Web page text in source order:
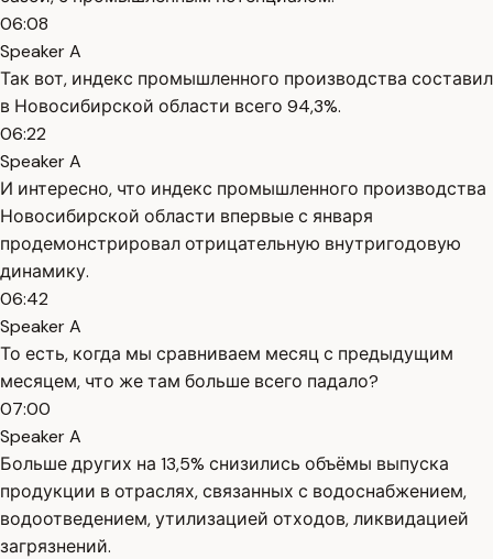
06:08
Speaker A
Так вот, индекс промышленного производства составил
в Новосибирской области всего 94,3%.
06:22
Speaker A
И интересно, что индекс промышленного производства
Новосибирской области впервые с января
продемонстрировал отрицательную внутригодовую
динамику.
06:42
Speaker A
То есть, когда мы сравниваем месяц с предыдущим
месяцем, что же там больше всего падало?
07:00
Speaker A
Больше других на 13,5% снизились объёмы выпуска
продукции в отраслях, связанных с водоснабжением,
водоотведением, утилизацией отходов, ликвидацией
загрязнений.